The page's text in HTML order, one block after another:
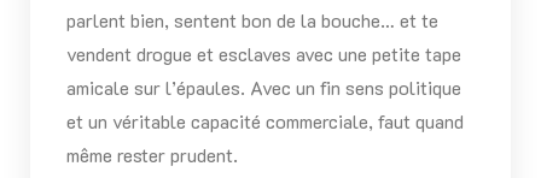
parlent bien, sentent bon de la bouche… et te
vendent drogue et esclaves avec une petite tape
amicale sur l’épaules. Avec un fin sens politique
et un véritable capacité commerciale, faut quand
même rester prudent.